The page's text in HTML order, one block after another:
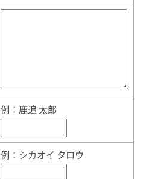
例：鹿追 太郎
例：シカオイ タロウ